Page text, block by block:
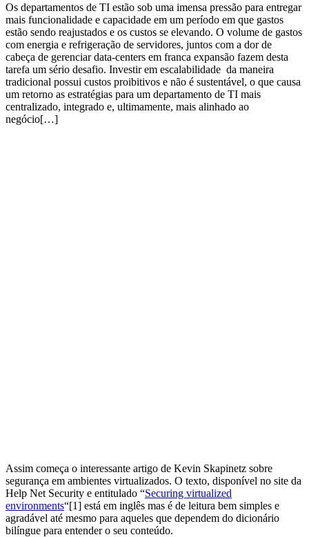
Os departamentos de TI estão sob uma imensa pressão para entregar
mais funcionalidade e capacidade em um período em que gastos
estão sendo reajustados e os custos se elevando. O volume de gastos
com energia e refrigeração de servidores, juntos com a dor de
cabeça de gerenciar data-centers em franca expansão fazem desta
tarefa um sério desafio. Investir em escalabilidade da maneira
tradicional possui custos proibitivos e não é sustentável, o que causa
um retorno as estratégias para um departamento de TI mais
centralizado, integrado e, ultimamente, mais alinhado ao
negócio[…]
Assim começa o interessante artigo de Kevin Skapinetz sobre
segurança em ambientes virtualizados. O texto, disponível no site da
Help Net Security e entitulado “Securing virtualized
environments“[1] está em inglês mas é de leitura bem simples e
agradável até mesmo para aqueles que dependem do dicionário
bilíngue para entender o seu conteúdo.